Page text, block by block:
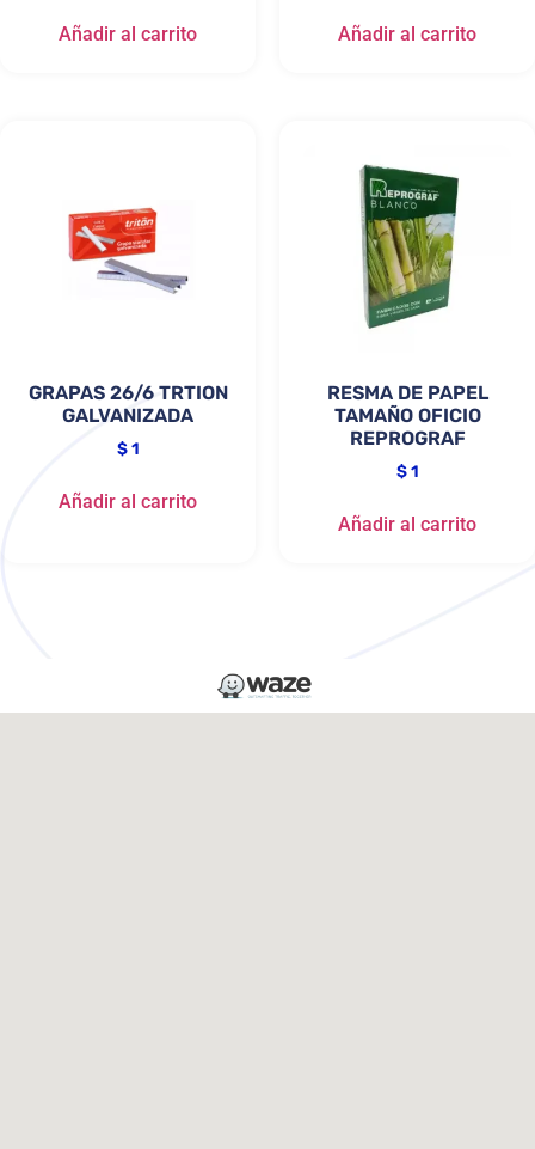
Añadir al carrito Añadir al carrito
GRAPAS 26/6 TRTION
GALVANIZADA
$1
Añadir al carrito
RESMA DE PAPEL
TAMAÑO OFICIO
REPROGRAF
$1
Añadir al carrito